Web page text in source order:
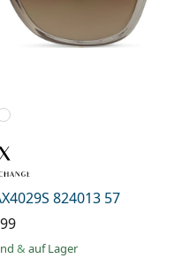
824013 57
& auf Lager